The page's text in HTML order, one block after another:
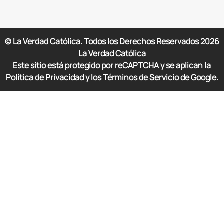
© La Verdad Católica. Todos los Derechos Reservados2026
La Verdad Católica
Este sitio está protegido por reCAPTCHA y se aplican la
Política de Privacidad y los Términos de Servicio de Google.